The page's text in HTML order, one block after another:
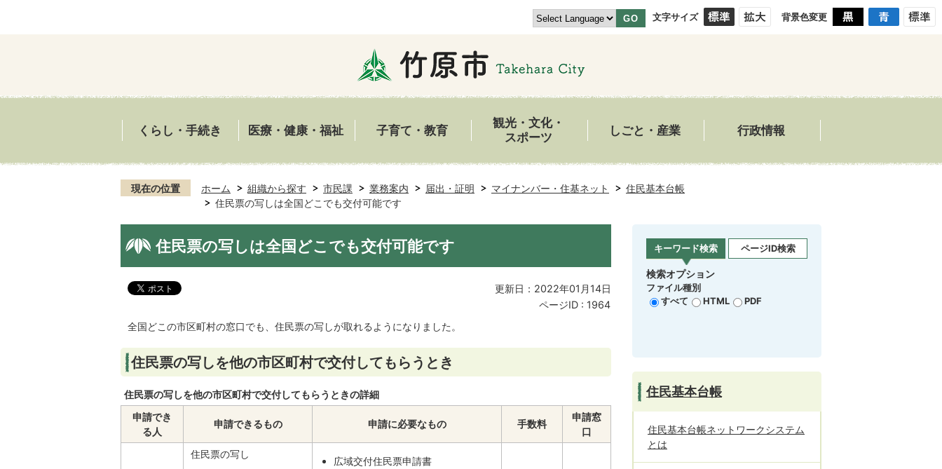
GO 文字サイズ 背景色変更
くらし・手続き 医療・健康・福祉 子育て・教育
観光・文化・
スポーツ
しごと・産業 行政情報
現在の位置 ホーム 組織から探す 市民課 業務案内 届出・証明 マイナンバー・住基ネット
住民基本台帳
住民票の写しは全国どこでも交付可能です
住民票の写しは全国どこでも交付可能です
更新日：2022年01月14日
ページID : 1964
全国どこの市区町村の窓口でも、住民票の写しが取れるようになりました。
住民票の写しを他の市区町村で交付してもらうとき
住民票の写しを他の市区町村で交付してもらうときの詳細
申請でき
る人
申請できるもの 申請に必要なもの 手数料
申請窓
口
住民票の写し
広域交付住民票申請書
キーワード検索 ページID検索
検索オプション
ファイル種別
すべて
HTML PDF
住民基本台帳
住民基本台帳ネットワークシステム
とは